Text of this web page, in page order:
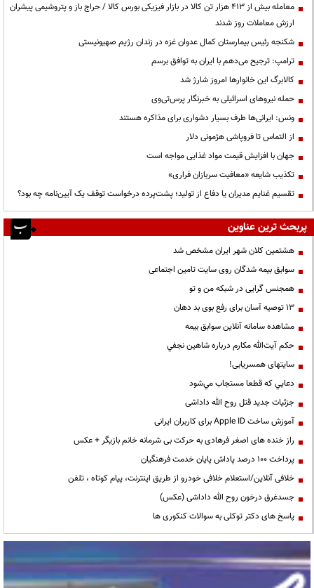
معامله بیش از ۴۱۳ هزار تن کالا در بازار فیزیکی بورس کالا / حراج باز و پتروشیمی پیشران
ارزش معاملات روز شدند
شکنجه رئیس بیمارستان کمال عدوان غزه در زندان رژیم صهیونیستی
ترامپ: ترجیح می‌دهم با ایران به توافق برسم
کالابرگ این خانوارها امروز شارژ شد
حمله نیروهای اسرائیلی به خبرنگار پرس‌تی‌وی
ونس: ایرانی‌ها طرف بسیار دشواری برای مذاکره هستند
از التماس تا فروپاشی هژمونی دلار
جهان با افزایش قیمت مواد غذایی مواجه است
تکذیب شایعه «معافیت سربازان فراری»
تقسیم غنایم مدیران یا دفاع از تولید؛ پشت‌پرده درخواست توقف یک آیین‌نامه چه بود؟
پربحث ترین عناوین
هشتمین کلان شهر ایران مشخص شد
سوابق بیمه شدگان روی سایت تامین اجتماعی
همجنس گرایی در شبکه من و تو
13 توصیه آسان برای رفع بوی بد دهان
مشاهده سامانه آنلاين سوابق بیمه
حكم آيت‌الله مكارم درباره شاهين نجفي
سایتهای همسریابی!
دعايي كه قطعا مستجاب مي‌شود
جزئیات جدید قتل روح الله داداشی
آموزش ساخت Apple ID برای کاربران ایرانی
راز خنده های اصغر فرهادی به حرکت بی شرمانه خانم بازیگر + عکس
پرداخت ۱۰۰ درصد پاداش پایان خدمت فرهنگیان
خلافی آنلاین/استعلام خلافی خودرو از طریق اینترنت، پیام کوتاه ، تلفن
جسدغرق درخون روح الله داداشی (عکس)
پاسخ های دکتر توکلی به سوالات کنکوری ها